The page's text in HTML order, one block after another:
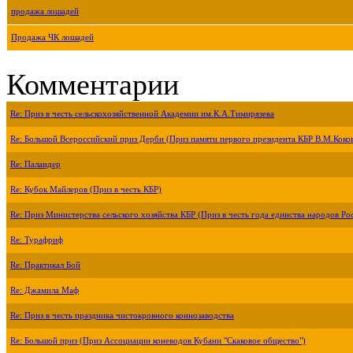
продажа лошадей
Продажа ЧК лошадей
Комментарии
Re: Приз в честь сельскохозяйственной Академии им.К.А.Тимирязева
Re: Большой Всероссийский приз Дерби (Приз памяти первого президента КБР
Re: Паландер
Re: Кубок Майлеров (Приз в честь КБР)
Re: Приз Министерства сельского хозяйства КБР (Приз в честь года единства народов
Re: Турафриф
Re: Практикал Бой
Re: Джамила Маф
Re: Приз в честь праздника чистокровного коннозаводства
Re: Большой приз (Приз Ассоциации коневодов Кубани "Скаковое общество")